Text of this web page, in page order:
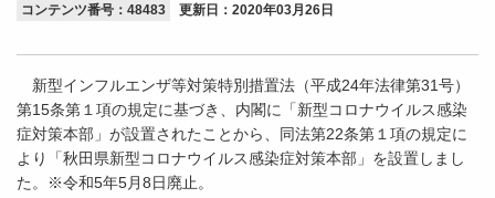
コンテンツ番号：48483 更新日： 2020年03月26日
新型インフルエンザ等対策特別措置法（平成24年法律第31号）
第15条第１項の規定に基づき、内閣に「新型コロナウイルス感染
症対策本部」が設置されたことから、同法第22条第１項の規定に
より「秋田県新型コロナウイルス感染症対策本部」を設置しまし
た。※令和5年5月8日廃止。